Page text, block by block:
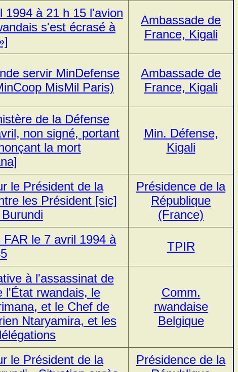
1994 à 21 h 15 l'avion
s'est écrasé à
Ambassade de
France, Kigali
servir MinDefense
MisMil Paris)
Ambassade de
France, Kigali
de la Défense
non signé, portant
la mort
Min. Défense,
Kigali
le Président de la
les Président [sic]
Présidence de la
République
(France)
le 7 avril 1994 à
TPIR
à l'assassinat de
l'État rwandais, le
et le Chef de
Ntaryamira, et les
Comm.
rwandaise
Belgique
le Président de la
Présidence de la